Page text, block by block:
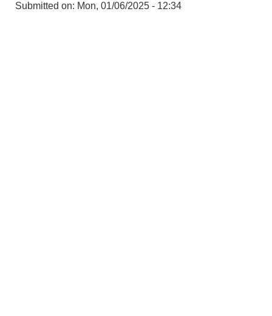
Submitted on: Mon, 01/06/2025 - 12:34